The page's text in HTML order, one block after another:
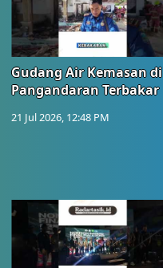
Gudang Air Kemasan di
Pangandaran Terbakar
21 Jul 2026, 12:48 PM